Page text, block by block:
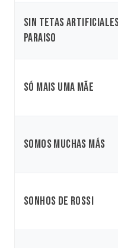
Sin tetas
paraiso
Só mais uma mãe
Somos muchas más
Sonhos de Rossi